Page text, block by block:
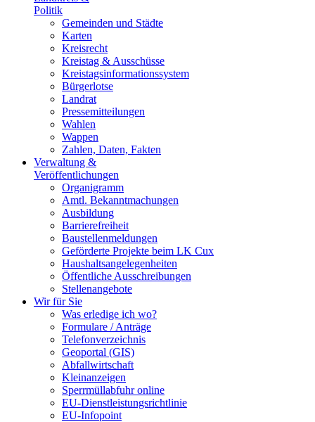
Politik
Gemeinden und Städte
Karten
Kreisrecht
Kreistag & Ausschüsse
Kreistagsinformationssystem
Bürgerlotse
Landrat
Pressemitteilungen
Wahlen
Wappen
Zahlen, Daten, Fakten
Verwaltung &
Veröffentlichungen
Organigramm
Amtl. Bekanntmachungen
Ausbildung
Barrierefreiheit
Baustellenmeldungen
Geförderte Projekte beim LK Cux
Haushaltsangelegenheiten
Öffentliche Ausschreibungen
Stellenangebote
Wir für Sie
Was erledige ich wo?
Formulare / Anträge
Telefonverzeichnis
Geoportal (GIS)
Abfallwirtschaft
Kleinanzeigen
Sperrmüllabfuhr online
EU-Dienstleistungsrichtlinie
EU-Infopoint